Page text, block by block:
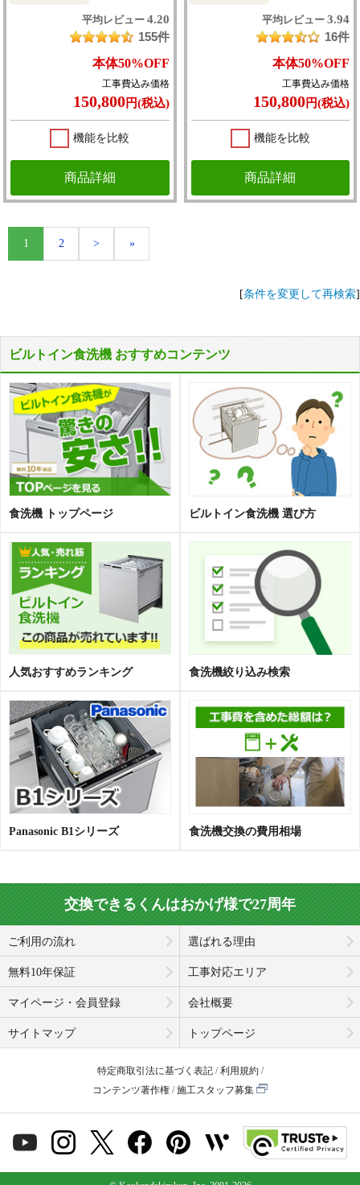
平均レビュー 4.20
155件
本体50%OFF
工事費込み価格
150,800円(税込)
機能を比較
商品詳細
平均レビュー 3.94
16件
本体50%OFF
工事費込み価格
150,800円(税込)
機能を比較
商品詳細
1 2 > »
[条件を変更して再検索]
ビルトイン食洗機 おすすめコンテンツ
食洗機 トップページ ビルトイン食洗機 選び方
人気おすすめランキング 食洗機絞り込み検索
Panasonic B1シリーズ 食洗機交換の費用相場
交換できるくんはおかげ様で27周年
ご利用の流れ 選ばれる理由
無料10年保証 工事対応エリア
マイページ・会員登録 会社概要
サイトマップ トップページ
特定商取引法に基づく表記
利用規約
コンテンツ著作権
施工スタッフ募集